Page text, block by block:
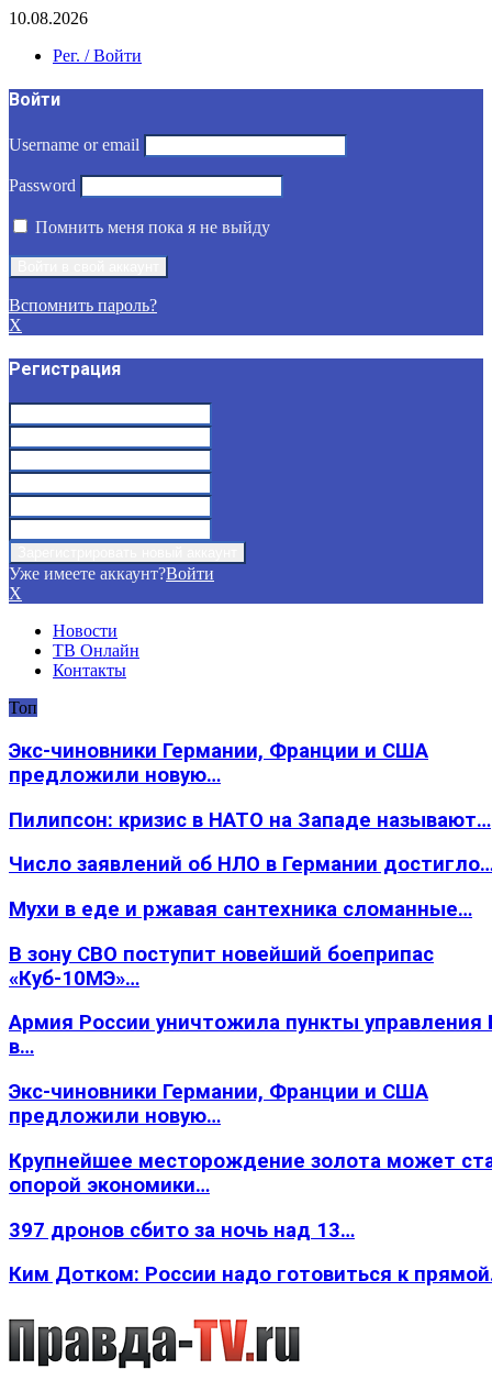
10.08.2026
Рег. / Войти
Войти
Username or email
Password
Помнить меня пока я не выйду
Вспомнить пароль?
X
Регистрация
Уже имеете аккаунт?Войти
X
Новости
ТВ Онлайн
Контакты
Топ
Экс-чиновники Германии, Франции и США
предложили новую…
Пилипсон: кризис в НАТО на Западе называют…
Число заявлений об НЛО в Германии
Мухи в еде и ржавая сантехника сломанные…
В зону СВО поступит новейший боеприпас
«Куб-10МЭ»…
Армия России уничтожила пункты
в…
Экс-чиновники Германии, Франции и США
предложили новую…
Крупнейшее месторождение золота может
опорой экономики…
397 дронов сбито за ночь над 13…
Ким Дотком: России надо готовиться к